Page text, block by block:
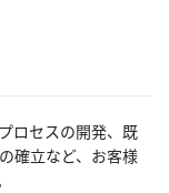
ロセスの開発、既
確立など、お客様